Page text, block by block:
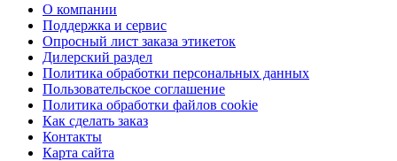
О компании
Поддержка и сервис
Опросный лист заказа этикеток
Дилерский раздел
Политика обработки персональных данных
Пользовательское соглашение
Политика обработки файлов cookie
Как сделать заказ
Контакты
Карта сайта